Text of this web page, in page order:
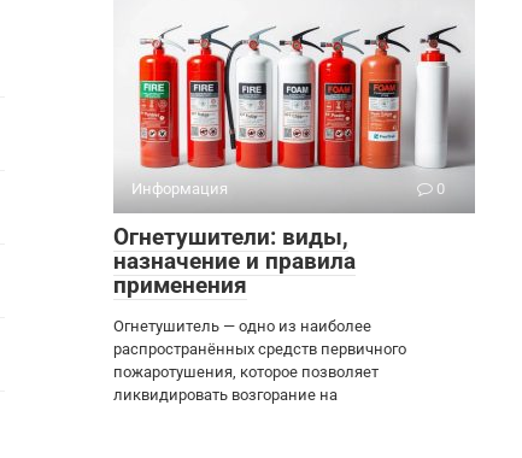
Информация 0
Огнетушители: виды,
назначение и правила
применения
Огнетушитель — одно из наиболее
распространённых средств первичного
пожаротушения, которое позволяет
ликвидировать возгорание на